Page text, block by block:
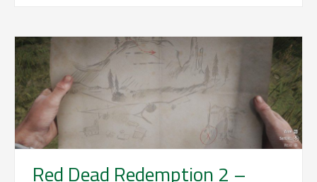
Red Dead Redemption 2 –